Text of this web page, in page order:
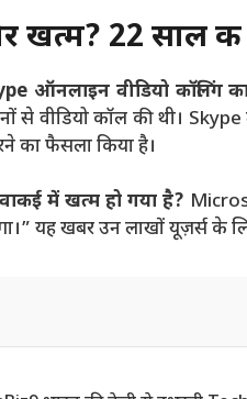
खत्म? 22 साल की
ऑनलाइन वीडियो कॉलिंग का
से वीडियो कॉल की थी।
का फैसला किया है।
में खत्म हो गया है?
यह खबर उन लाखों यूज़र्स के